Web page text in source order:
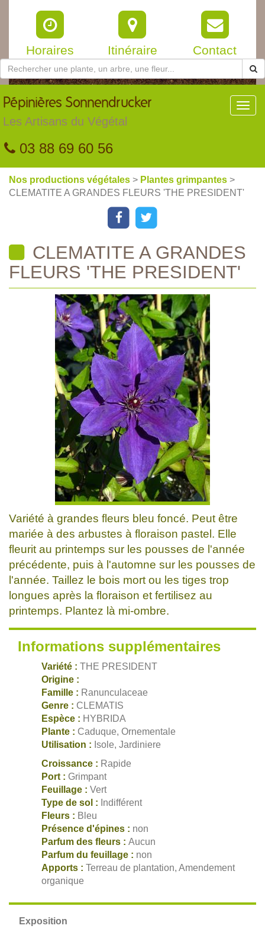
Horaires Itinéraire Contact
Pépinières Sonnendrucker
Les Artisans du Végétal
03 88 69 60 56
Nos productions végétales > Plantes grimpantes >
CLEMATITE A GRANDES FLEURS 'THE PRESIDENT'
CLEMATITE A GRANDES
FLEURS 'THE PRESIDENT'
Variété à grandes fleurs bleu foncé. Peut être
mariée à des arbustes à floraison pastel. Elle
fleurit au printemps sur les pousses de l'année
précédente, puis à l'automne sur les pousses de
l'année. Taillez le bois mort ou les tiges trop
longues après la floraison et fertilisez au
printemps. Plantez là mi-ombre.
Informations supplémentaires
Variété : THE PRESIDENT
Origine :
Famille : Ranunculaceae
Genre : CLEMATIS
Espèce : HYBRIDA
Plante : Caduque, Ornementale
Utilisation : Isole, Jardiniere
Croissance : Rapide
Port : Grimpant
Feuillage : Vert
Type de sol : Indifférent
Fleurs : Bleu
Présence d'épines : non
Parfum des fleurs : Aucun
Parfum du feuillage : non
Apports : Terreau de plantation, Amendement
organique